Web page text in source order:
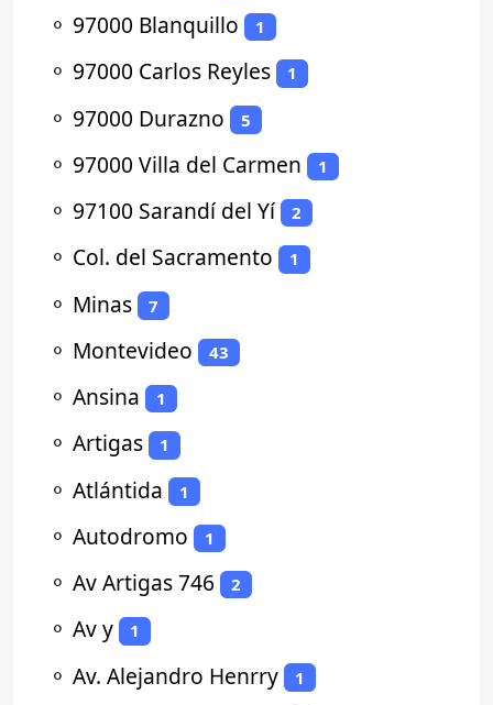
⚬ 97000 Blanquillo 1
⚬ 97000 Carlos Reyles 1
⚬ 97000 Durazno 5
⚬ 97000 Villa del Carmen 1
⚬ 97100 Sarandí del Yí 2
⚬ Col. del Sacramento 1
⚬ Minas 7
⚬ Montevideo 43
⚬ Ansina 1
⚬ Artigas 1
⚬ Atlántida 1
⚬ Autodromo 1
⚬ Av Artigas 746 2
⚬ Av y 1
⚬ Av. Alejandro Henrry 1